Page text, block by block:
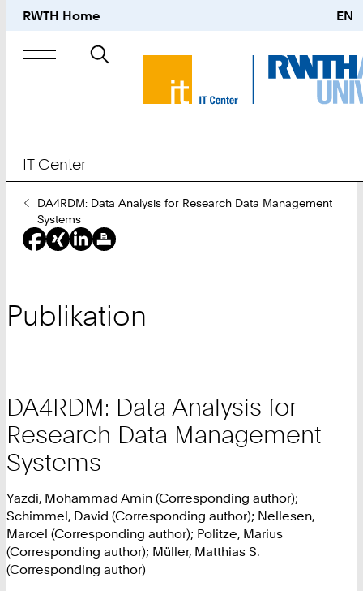
RWTH Home EN
Suche
nach
IT Center
Sie
sind
hier:
DA4RDM: Data Analysis for Research Data Management
Systems
Publikation
DA4RDM: Data Analysis for
Research Data Management
Systems
Yazdi, Mohammad Amin (Corresponding author);
Schimmel, David (Corresponding author); Nellesen,
Marcel (Corresponding author); Politze, Marius
(Corresponding author); Müller, Matthias S.
(Corresponding author)